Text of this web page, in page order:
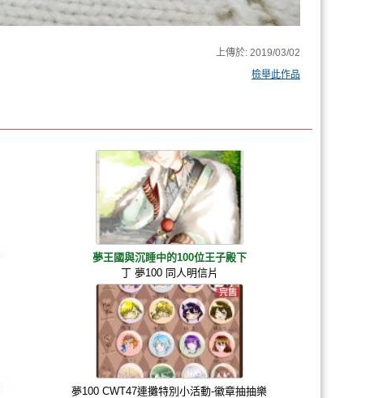
上傳於: 2019/03/02
檢舉此作品
夢王國與沉睡中的100位王子殿下
丁 夢100 同人明信片
夢100 CWT47連攤特別小活動-徽章抽抽樂